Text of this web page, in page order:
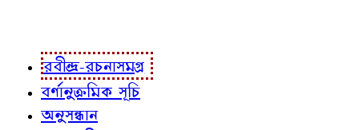
রবীন্দ্র-রচনাসমগ্র
বর্ণানুক্রমিক সূচি
অনুসন্ধান